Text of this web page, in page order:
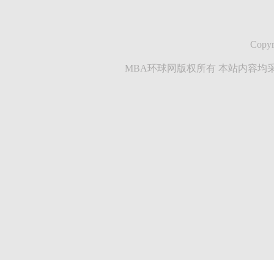
MBA环球网版权所有 本站内容均